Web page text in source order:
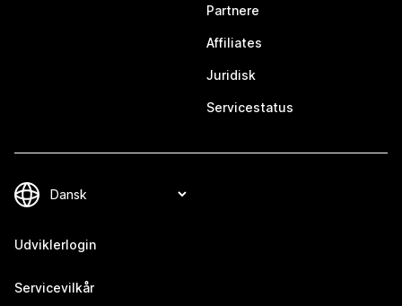
Partnere
Affiliates
Juridisk
Servicestatus
Udviklerlogin
Servicevilkår